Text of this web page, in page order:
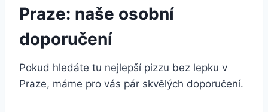
Praze: naše osobní
doporučení
Pokud hledáte tu nejlepší pizzu bez lepku v
Praze, máme pro vás pár skvělých doporučení.